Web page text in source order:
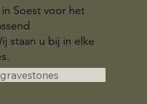
Soest voor het
staan u bij in elke